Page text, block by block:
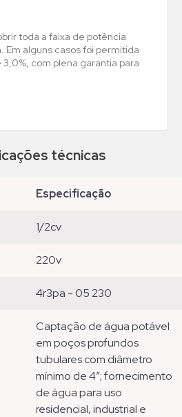
toda a faixa de potência
Em alguns casos foi permitida
com plena garantia para
técnicas
especificação
1/2cv
220v
4r3pa - 05 230
captação de água potável
em poços profundos
tubulares com diâmetro
mínimo de 4”; fornecimento
de água para uso
residencial, industrial e